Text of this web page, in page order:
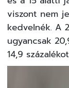
viszont nem
kedvelnék. A
ugyancsak
14,9